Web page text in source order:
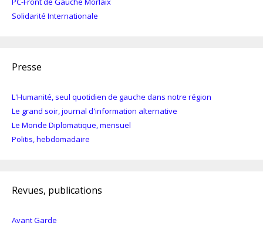
Solidarité Internationale
Presse
L'Humanité, seul quotidien de gauche dans notre région
Le grand soir, journal d'information alternative
Le Monde Diplomatique, mensuel
Politis, hebdomadaire
Revues, publications
Avant Garde